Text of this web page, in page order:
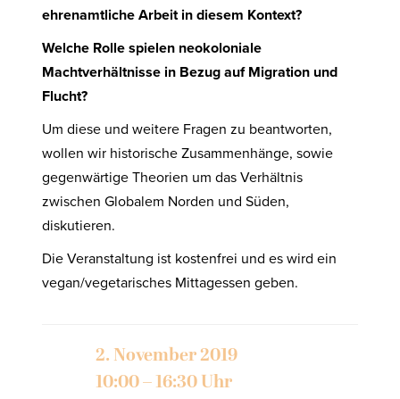
ehrenamtliche Arbeit in diesem Kontext?
Welche Rolle spielen neokoloniale
Machtverhältnisse in Bezug auf Migration und
Flucht?
Um diese und weitere Fragen zu beantworten,
wollen wir historische Zusammenhänge, sowie
gegenwärtige Theorien um das Verhältnis
zwischen Globalem Norden und Süden,
diskutieren.
Die Veranstaltung ist kostenfrei und es wird ein
vegan/vegetarisches Mittagessen geben.
2. November 2019
10:00 – 16:30 Uhr